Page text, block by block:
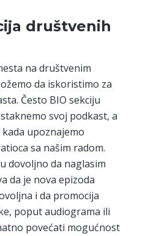
društvenih
na društvenim
da iskoristimo za
Često BIO sekciju
svoj podkast, a
upoznajemo
sa našim radom.
dovoljno da naglasim
da je nova epizoda
i da promocija
poput audiograma ili
povećati mogućnost